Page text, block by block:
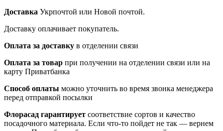
Доставка Укрпочтой или Новой почтой.
Доставку оплачивает покупатель.
Оплата за доставку в отделении связи
Оплата за товар при получении на отделении связи или на
карту Приватбанка
Способ оплаты можно уточнить во время звонка менеджера
перед отправкой посылки
Флорасад гарантирует соответствие сортов и качество
посадочного материала. Если что-то пойдет не так — вернем